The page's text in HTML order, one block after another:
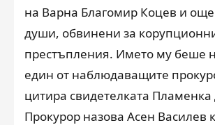
на Варна Благомир Коцев и
души, обвинени за
престъпления. Името му беше
един от наблюдаващите
цитира свидетелката
Прокурор назова Асен Василев